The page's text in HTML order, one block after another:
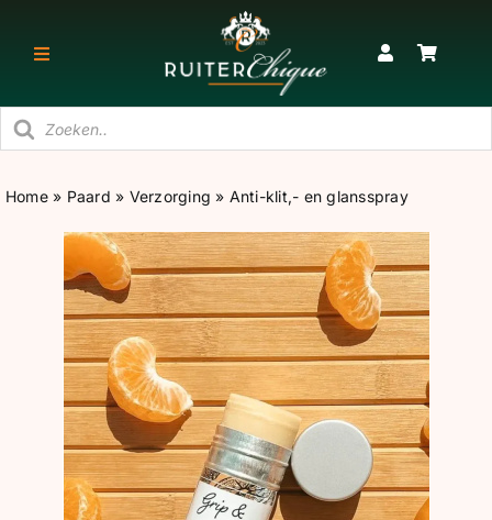
naar
Toggle
RUITER
PAARD
STAL
SNEAKERS & KORTE LAARZEN
CADEAU
BLOG
Home» Paard » Verzorging » Anti-klit,- en glansspray